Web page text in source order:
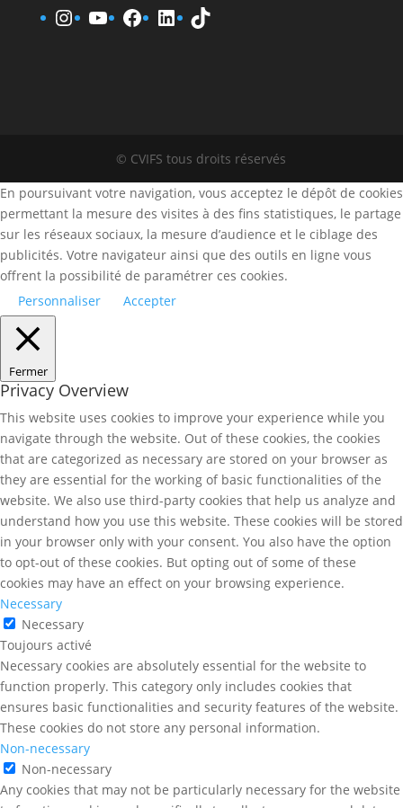
www.instagram.fr/cvifs
YouTube
www.facebook.fr/cvifs
www.linkedin.fr/
TikTok
© CVIFS tous droits réservés
En poursuivant votre navigation, vous acceptez le dépôt de cookies
permettant la mesure des visites à des fins statistiques, le partage
sur les réseaux sociaux, la mesure d’audience et le ciblage des
publicités. Votre navigateur ainsi que des outils en ligne vous
offrent la possibilité de paramétrer ces cookies.
Personnaliser
Accepter
Fermer
Privacy Overview
This website uses cookies to improve your experience while you
navigate through the website. Out of these cookies, the cookies
that are categorized as necessary are stored on your browser as
they are essential for the working of basic functionalities of the
website. We also use third-party cookies that help us analyze and
understand how you use this website. These cookies will be stored
in your browser only with your consent. You also have the option
to opt-out of these cookies. But opting out of some of these
cookies may have an effect on your browsing experience.
Necessary
Necessary
Toujours activé
Necessary cookies are absolutely essential for the website to
function properly. This category only includes cookies that
ensures basic functionalities and security features of the website.
These cookies do not store any personal information.
Non-necessary
Non-necessary
Any cookies that may not be particularly necessary for the website